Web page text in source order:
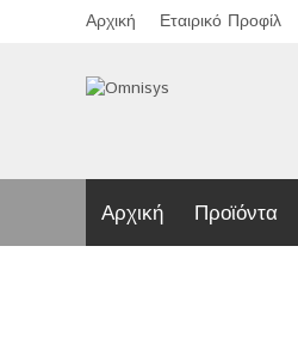
Αρχική Εταιρικό Προφίλ
Αρχική Προϊόντα